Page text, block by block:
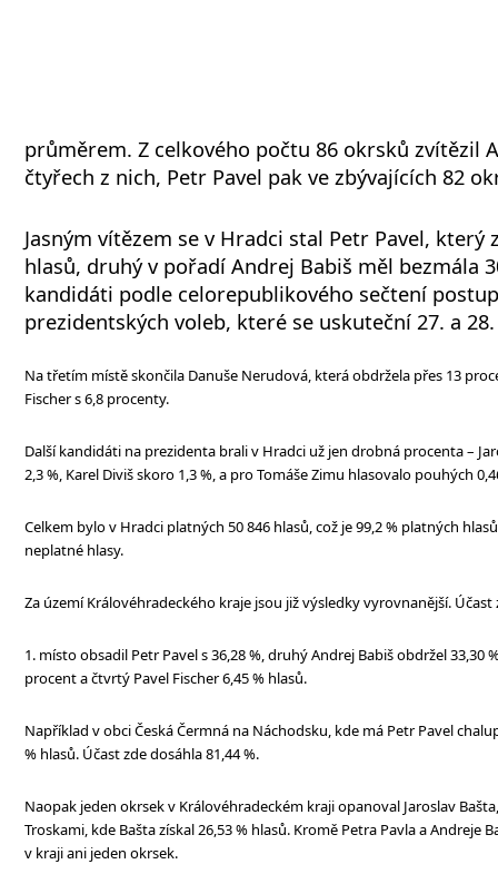
průměrem. Z celkového počtu 86 okrsků zvítězil
čtyřech z nich, Petr Pavel pak ve zbývajících 82
Jasným vítězem se v Hradci stal Petr Pavel, který
hlasů, druhý v pořadí Andrej Babiš měl bezmála
kandidáti podle celorepublikového sečtení
prezidentských voleb, které se uskuteční 27. a
Na třetím místě skončila Danuše Nerudová, která obdržela přes 13
Fischer s 6,8 procenty.
Další kandidáti na prezidenta brali v Hradci už jen drobná procenta –
2,3 %, Karel Diviš skoro 1,3 %, a pro Tomáše Zimu hlasovalo pouhých
Celkem bylo v Hradci platných 50 846 hlasů, což je 99,2 % platných
neplatné hlasy.
Za území Královéhradeckého kraje jsou již výsledky vyrovnanější. Účast
1. místo obsadil Petr Pavel s 36,28 %, druhý Andrej Babiš obdržel 33,30
procent a čtvrtý Pavel Fischer 6,45 % hlasů.
Například v obci Česká Čermná na Náchodsku, kde má Petr Pavel
% hlasů. Účast zde dosáhla 81,44 %.
Naopak jeden okrsek v Královéhradeckém kraji opanoval Jaroslav
Troskami, kde Bašta získal 26,53 % hlasů. Kromě Petra Pavla a Andreje
v kraji ani jeden okrsek.